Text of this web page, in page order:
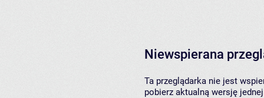
Niewspierana
Ta przeglądarka nie jest
pobierz aktualną wersję